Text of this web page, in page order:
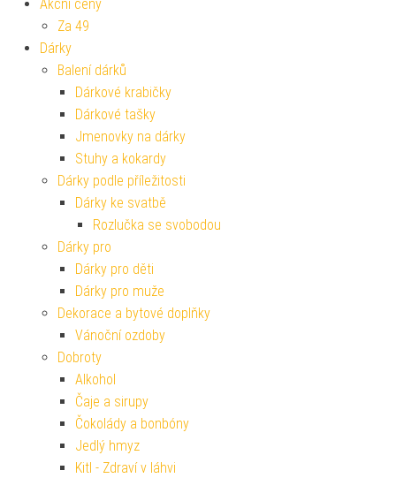
Akční ceny
Za 49
Dárky
Balení dárků
Dárkové krabičky
Dárkové tašky
Jmenovky na dárky
Stuhy a kokardy
Dárky podle příležitosti
Dárky ke svatbě
Rozlučka se svobodou
Dárky pro
Dárky pro děti
Dárky pro muže
Dekorace a bytové doplňky
Vánoční ozdoby
Dobroty
Alkohol
Čaje a sirupy
Čokolády a bonbóny
Jedlý hmyz
Kitl - Zdraví v láhvi